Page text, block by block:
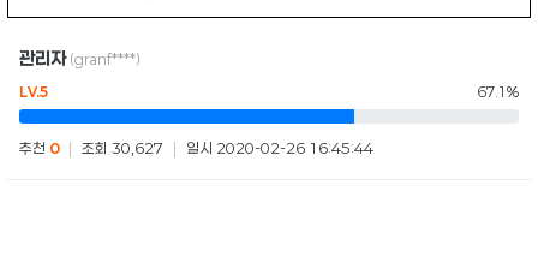
관리자 (granf****)
LV.5 67.1%
추천 0 조회 30,627 일시 2020-02-26 16:45:44